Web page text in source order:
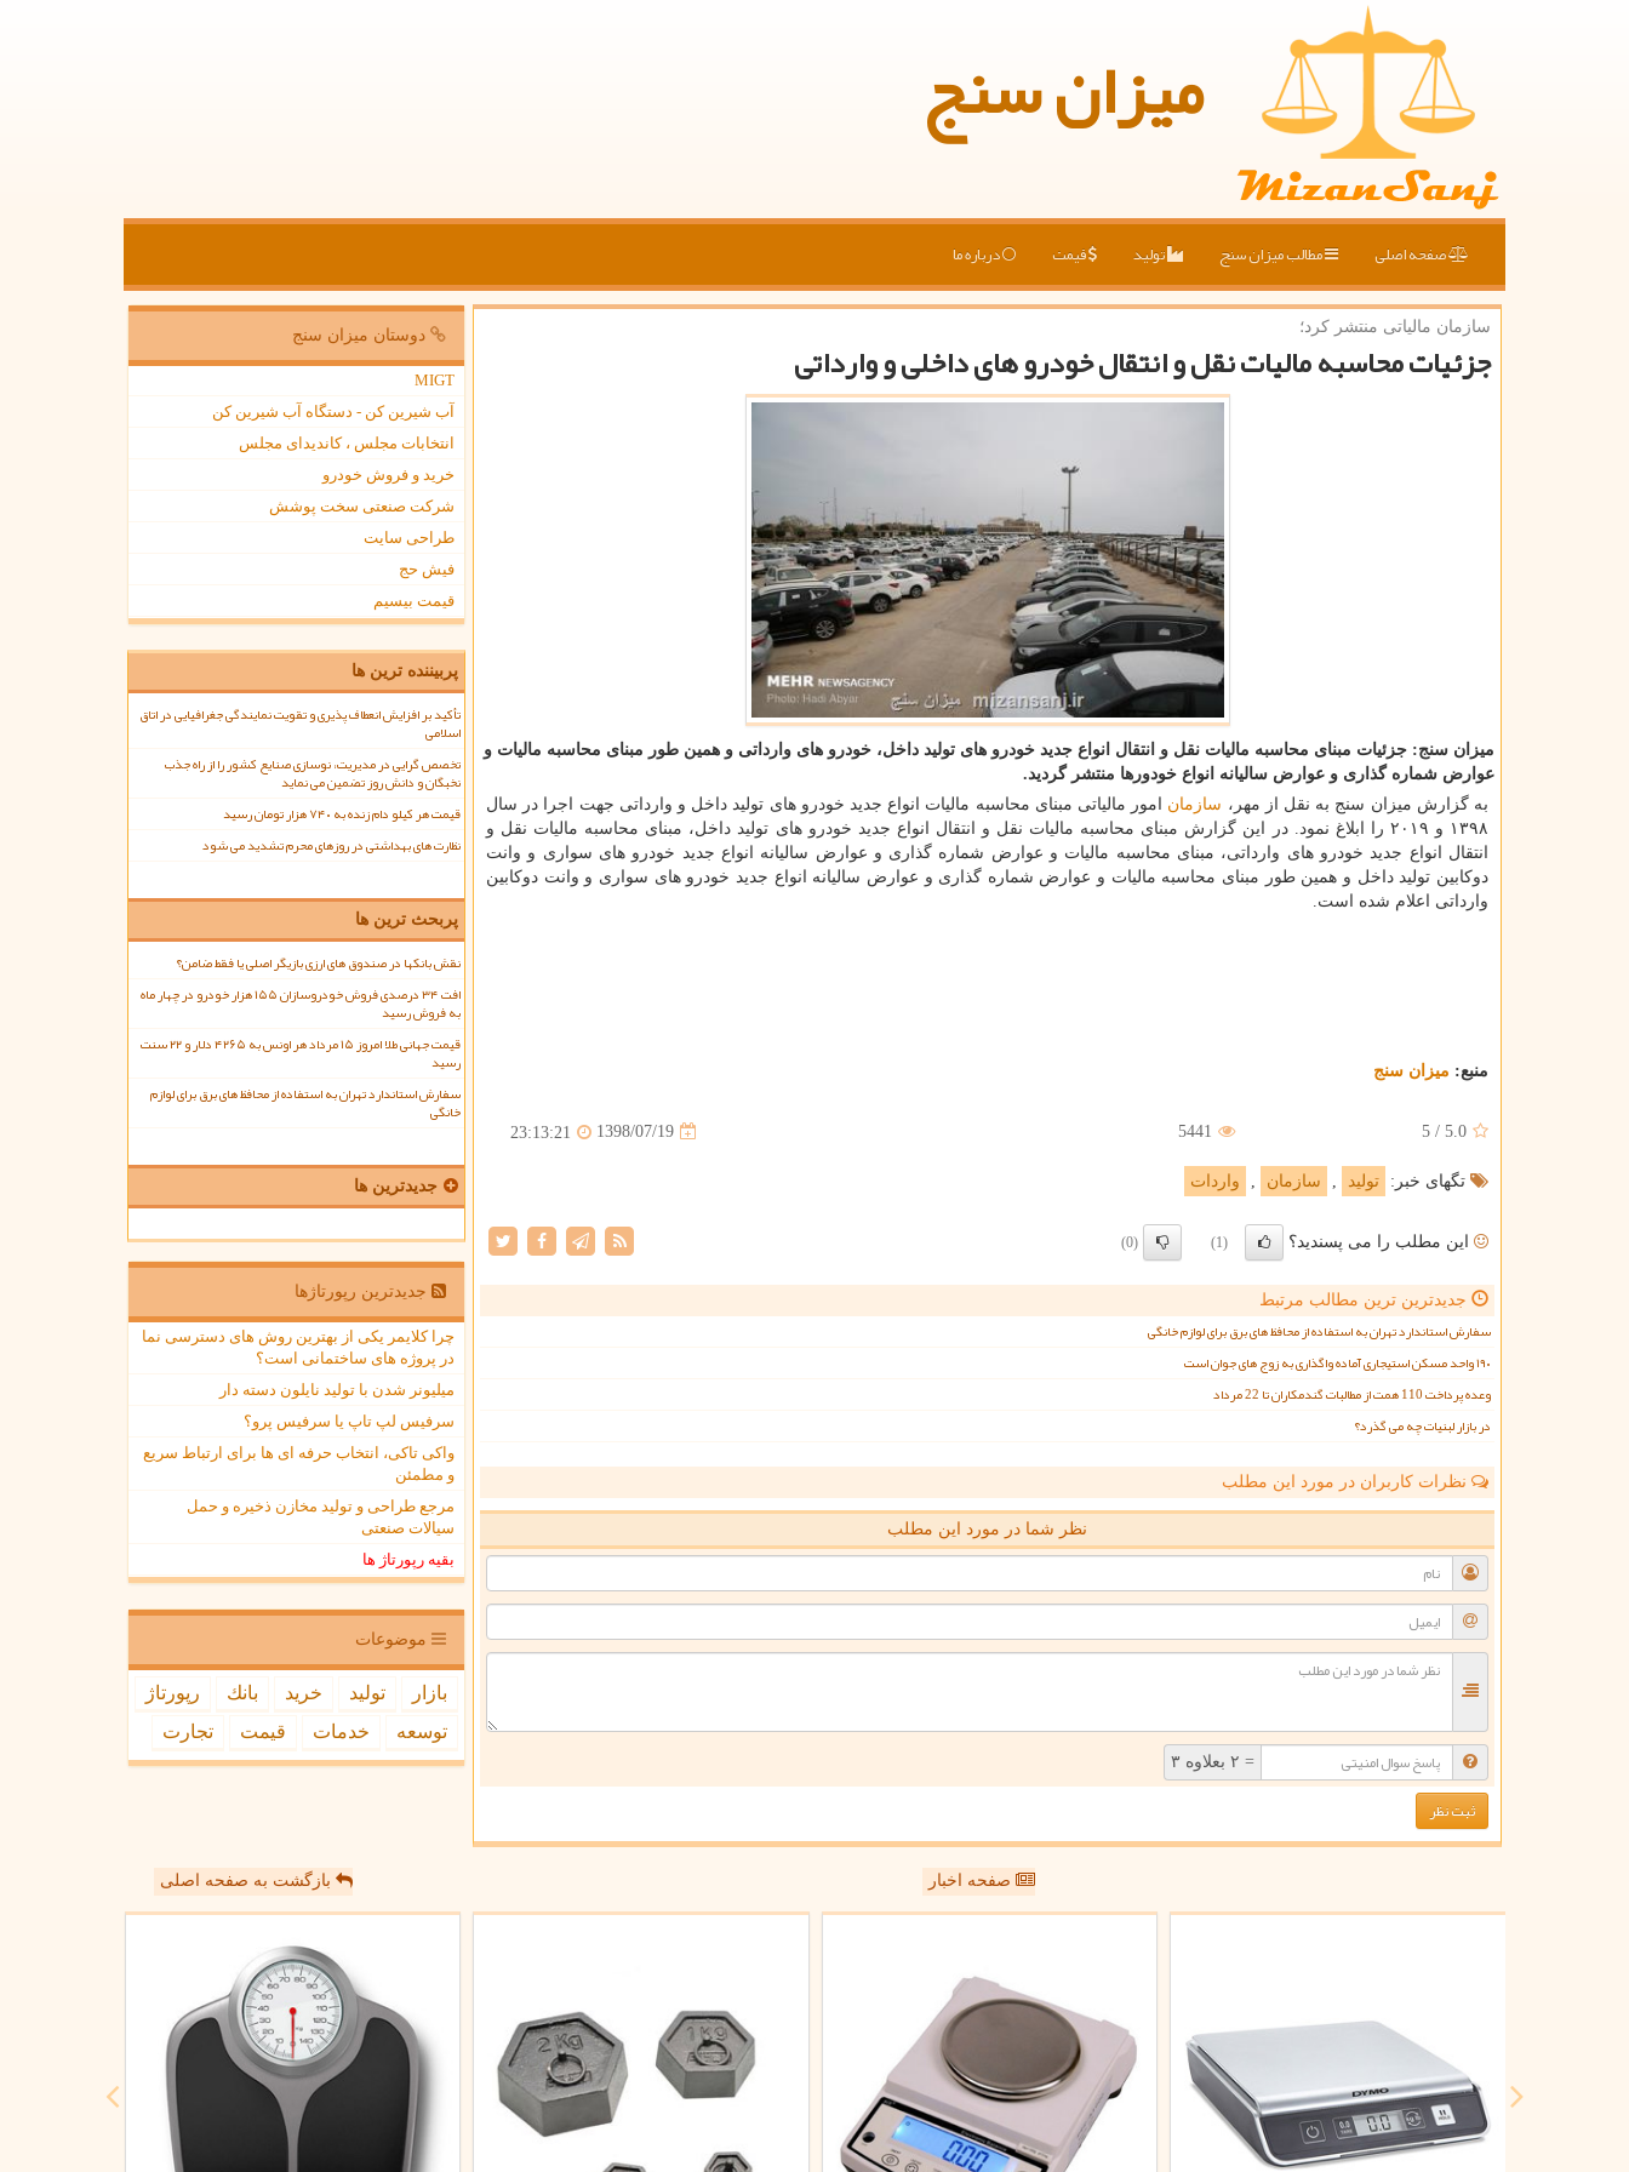
میزان سنج
صفحه اصلی مطالب میزان سنج تولید قیمت درباره ما
سازمان مالیاتی منتشر كرد؛
جزئیات محاسبه مالیات نقل و انتقال خودرو های داخلی و وارداتی
میزان سنج: جزئیات مبنای محاسبه مالیات نقل و انتقال انواع جدید خودرو های تولید داخل، خودرو های وارداتی و همین طور مبنای محاسبه مالیات و
عوارض شماره گذاری و عوارض سالیانه انواع خودورها منتشر گردید.
به گزارش میزان سنج به نقل از مهر، سازمان امور مالیاتی مبنای محاسبه مالیات انواع جدید خودرو های تولید داخل و وارداتی جهت اجرا در سال
۱۳۹۸ و ۲۰۱۹ را ابلاغ نمود. در این گزارش مبنای محاسبه مالیات نقل و انتقال انواع جدید خودرو های تولید داخل، مبنای محاسبه مالیات نقل و
انتقال انواع جدید خودرو های وارداتی، مبنای محاسبه مالیات و عوارض شماره گذاری و عوارض سالیانه انواع جدید خودرو های سواری و وانت
دوكابین تولید داخل و همین طور مبنای محاسبه مالیات و عوارض شماره گذاری و عوارض سالیانه انواع جدید خودرو های سواری و وانت دوكابین
وارداتی اعلام شده است.
منبع: میزان سنج
5.0
/
5
5441
1398/07/19
23:13:21
تگهای خبر: تولید , سازمان , واردات
این مطلب را می پسندید؟ (1)
(0)
جدیدترین ترین مطالب مرتبط
سفارش استاندارد تهران به استفاده از محافظ های برق برای لوازم خانگی
۱۹۰ واحد مسکن استیجاری آماده واگذاری به زوج های جوان است
وعده پرداخت 110 همت از مطالبات گندمکاران تا 22 مرداد
در بازار لبنیات چه می گذرد؟
نظرات کاربران در مورد این مطلب
نظر شما در مورد این مطلب
= ۲ بعلاوه ۳
دوستان میزان سنج
MIGT
آب شیرین کن - دستگاه آب شیرین کن
انتخابات مجلس ، کاندیدای مجلس
خرید و فروش خودرو
شرکت صنعتی سخت پوشش
طراحی سایت
فیش حج
قیمت بیسیم
پربیننده ترین ها
تأکید بر افزایش انعطاف پذیری و تقویت نمایندگی جغرافیایی در اتاق
اسلامی
تخصص گرایی در مدیریت، نوسازی صنایع کشور را از راه جذب
نخبگان و دانش روز تضمین می نماید
قیمت هر کیلو دام زنده به ۷۴۰ هزار تومان رسید
نظارت های بهداشتی در روزهای محرم تشدید می شود
پربحث ترین ها
نقش بانکها در صندوق های ارزی بازیگر اصلی یا فقط ضامن؟
افت ۳۴ درصدی فروش خودروسازان ۱۵۵ هزار خودرو در چهار ماه
به فروش رسید
قیمت جهانی طلا امروز ۱۵ مرداد هر اونس به ۴۲۶۵ دلار و ۲۲ سنت
رسید
سفارش استاندارد تهران به استفاده از محافظ های برق برای لوازم
خانگی
جدیدترین ها
جدیدترین رپورتاژها
چرا کلایمر یکی از بهترین روش های دسترسی نما
در پروژه های ساختمانی است؟
میلیونر شدن با تولید نایلون دسته دار
سرفیس لپ تاپ یا سرفیس پرو؟
واکی تاکی، انتخاب حرفه ای ها برای ارتباط سریع
و مطمئن
مرجع طراحی و تولید مخازن ذخیره و حمل
سیالات صنعتی
بقیه رپورتاژ ها
موضوعات
بازار تولید خرید بانك
رپورتاژ
توسعه
خدمات قیمت تجارت
صفحه اخبار بازگشت به صفحه اصلی